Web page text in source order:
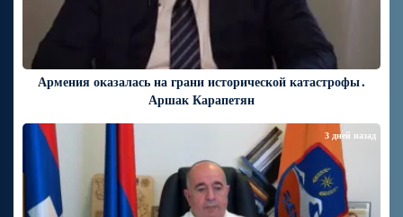
Армения оказалась на грани исторической катастрофы․
Аршак Карапетян
3 дней назад